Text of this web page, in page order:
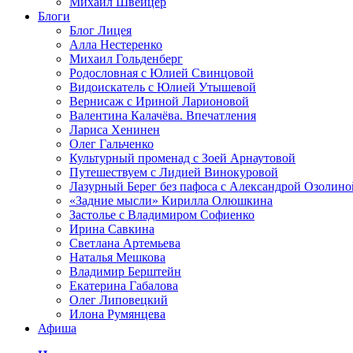
Блоги
Блог Лицея
Алла Нестеренко
Михаил Гольденберг
Родословная с Юлией Свинцовой
Видоискатель с Юлией Утышевой
Вернисаж с Ириной Ларионовой
Валентина Калачёва. Впечатления
Лариса Хенинен
Олег Гальченко
Культурный променад с Зоей Арнаутовой
Путешествуем с Лидией Винокуровой
Лазурный Берег без пафоса с Александрой
«Задние мысли» Кирилла Олюшкина
Застолье с Владимиром Софиенко
Ирина Савкина
Светлана Артемьева
Наталья Мешкова
Владимир Берштейн
Екатерина Габалова
Олег Липовецкий
Илона Румянцева
Афиша